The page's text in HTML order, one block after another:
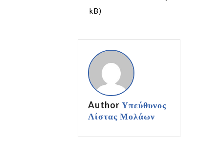
kB)
Author Υπεύθυνος
Λίστας Μολάων